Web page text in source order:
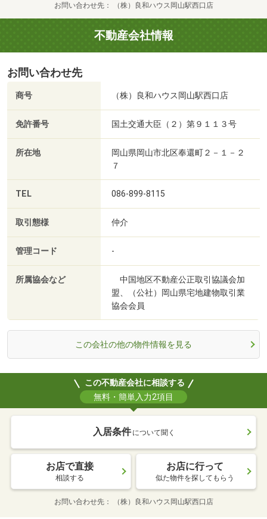
お問い合わせ先 （株）良和ハウス岡山駅西口店
不動産会社情報
お問い合わせ先
商号 （株）良和ハウス岡山駅西口店
免許番号 国土交通大臣（２）第９１１３号
所在地
岡山県岡山市北区奉還町２－１－２
７
TEL 086-899-8115
取引態様 仲介
管理コード -
所属協会など
中国地区不動産公正取引協議会加
盟、（公社）岡山県宅地建物取引業
協会会員
この会社の他の物件情報を見る
この不動産会社に相談する
無料・簡単入力2項目
入居条件 について聞く
お店で直接
相談する
お店に行って
似た物件を探してもらう
お問い合わせ先 （株）良和ハウス岡山駅西口店